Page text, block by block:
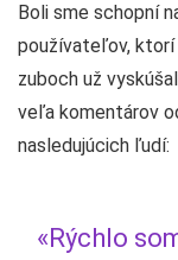
Boli sme schopní
používateľov, ktorí
zuboch už
veľa komentárov
nasledujúcich ľudí:
«Rýchlo